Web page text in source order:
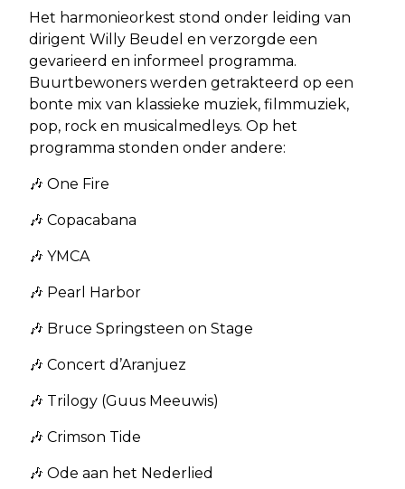
Het harmonieorkest stond onder leiding van
dirigent Willy Beudel en verzorgde een
gevarieerd en informeel programma.
Buurtbewoners werden getrakteerd op een
bonte mix van klassieke muziek, filmmuziek,
pop, rock en musicalmedleys. Op het
programma stonden onder andere:
🎶 One Fire
🎶 Copacabana
🎶 YMCA
🎶 Pearl Harbor
🎶 Bruce Springsteen on Stage
🎶 Concert d’Aranjuez
🎶 Trilogy (Guus Meeuwis)
🎶 Crimson Tide
🎶 Ode aan het Nederlied